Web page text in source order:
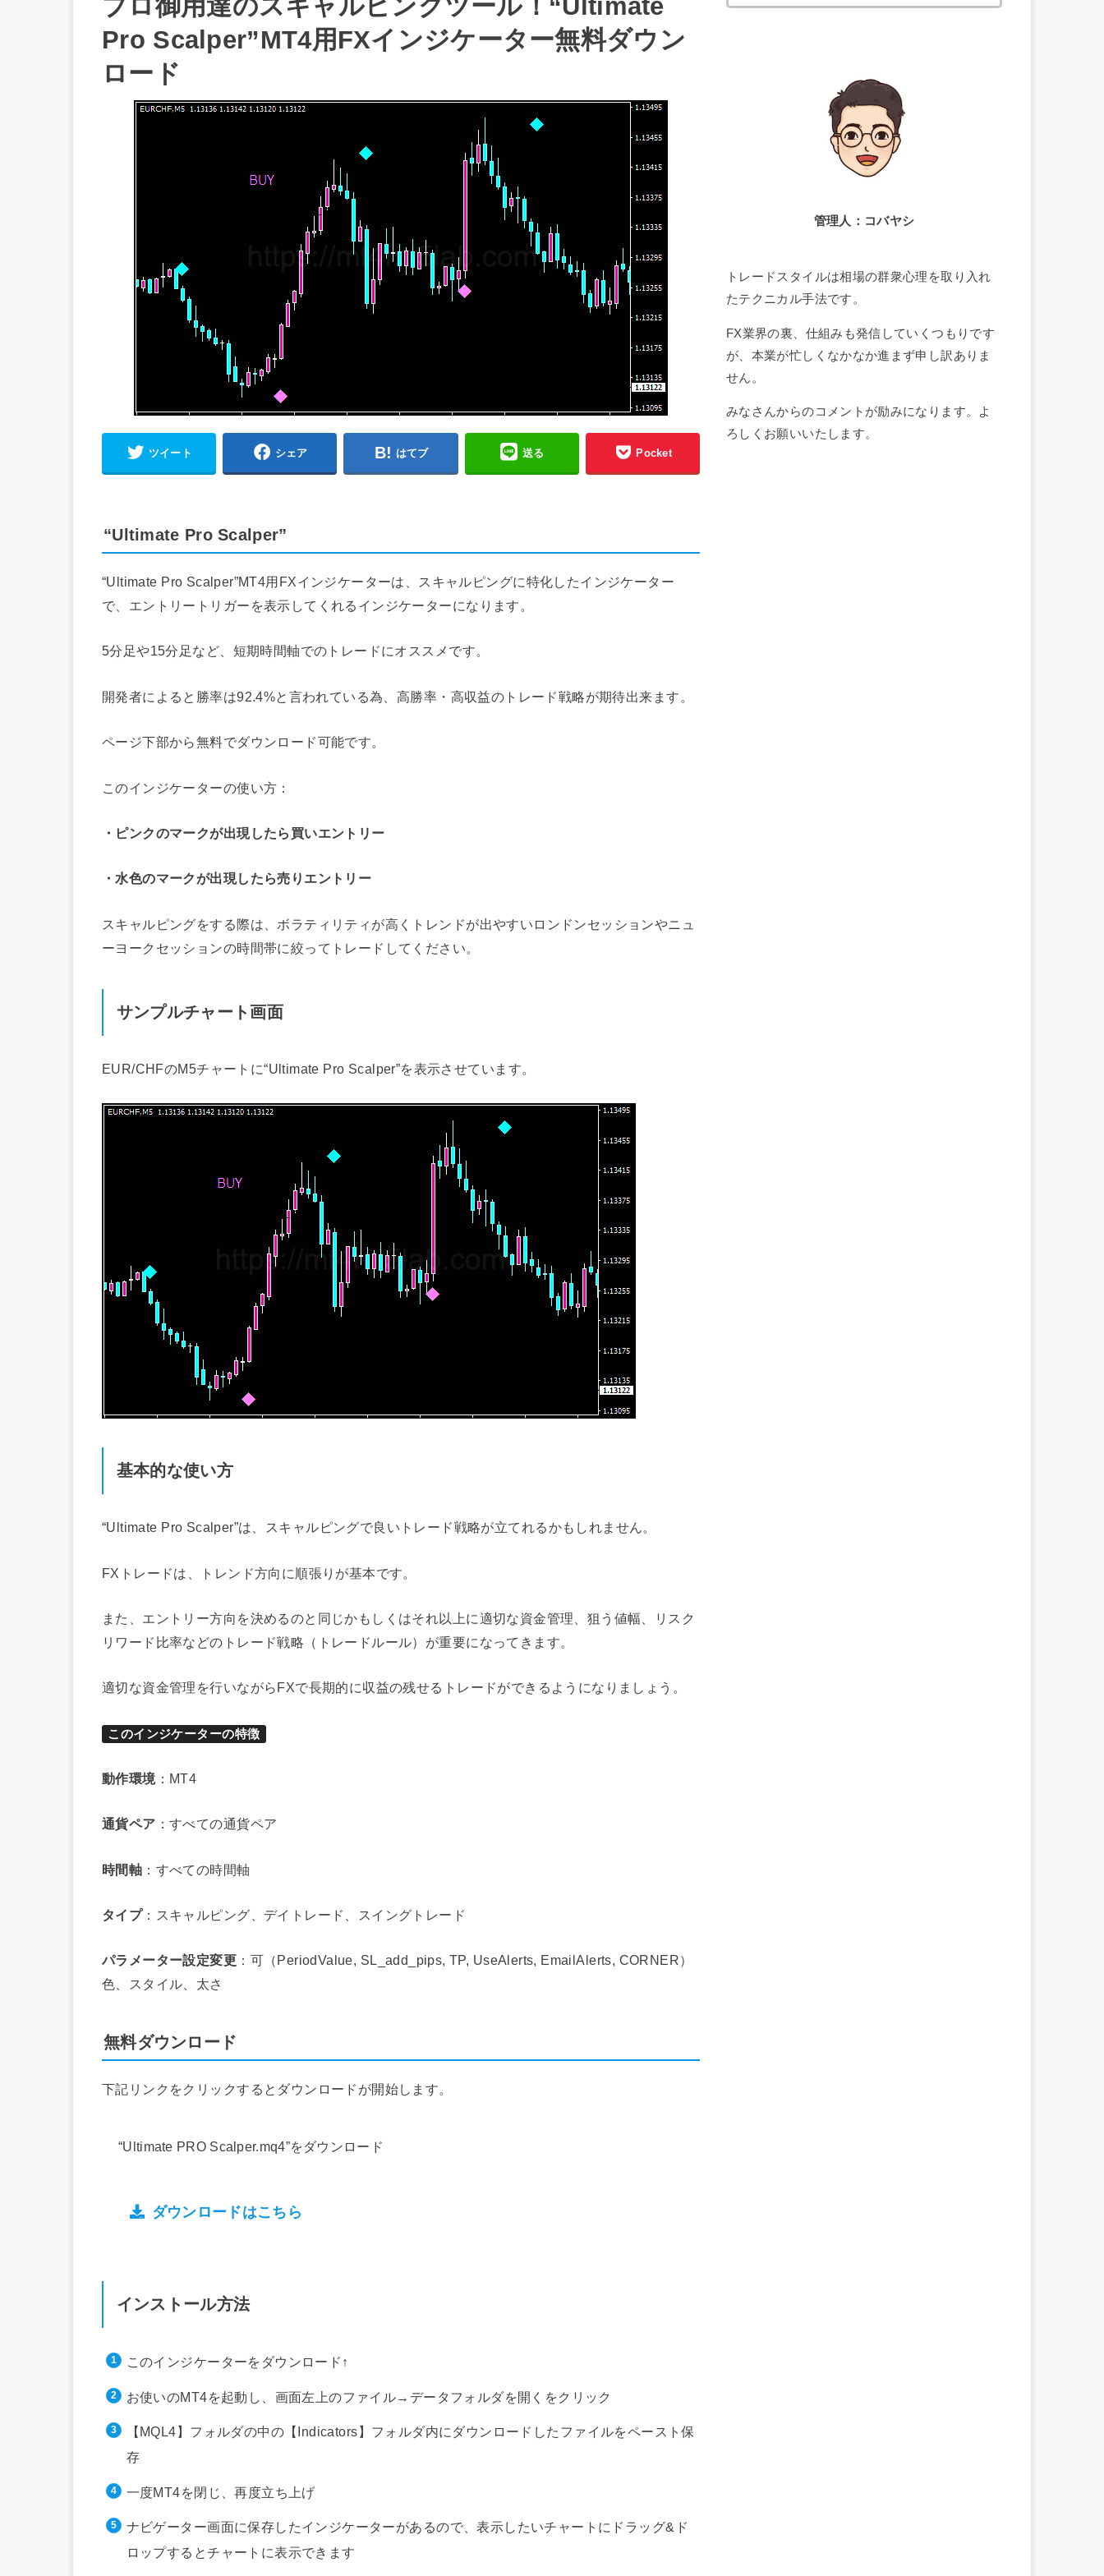
プロ御用達のスキャルピングツール！“Ultimate
Pro Scalper”MT4用FXインジケーター無料ダウン
ロード
ツイート シェア はてブ 送る Pocket
“Ultimate Pro Scalper”
“Ultimate Pro Scalper”MT4用FXインジケーターは、スキャルピングに特化したインジケーター
で、エントリートリガーを表示してくれるインジケーターになります。
5分足や15分足など、短期時間軸でのトレードにオススメです。
開発者によると勝率は92.4%と言われている為、高勝率・高収益のトレード戦略が期待出来ます。
ページ下部から無料でダウンロード可能です。
このインジケーターの使い方：
・ピンクのマークが出現したら買いエントリー
・水色のマークが出現したら売りエントリー
スキャルピングをする際は、ボラティリティが高くトレンドが出やすいロンドンセッションやニュ
ーヨークセッションの時間帯に絞ってトレードしてください。
サンプルチャート画面
EUR/CHFのM5チャートに“Ultimate Pro Scalper”を表示させています。
基本的な使い方
“Ultimate Pro Scalper”は、スキャルピングで良いトレード戦略が立てれるかもしれません。
FXトレードは、トレンド方向に順張りが基本です。
また、エントリー方向を決めるのと同じかもしくはそれ以上に適切な資金管理、狙う値幅、リスク
リワード比率などのトレード戦略（トレードルール）が重要になってきます。
適切な資金管理を行いながらFXで長期的に収益の残せるトレードができるようになりましょう。
このインジケーターの特徴
動作環境：MT4
通貨ペア ：すべての通貨ペア
時間軸 ：すべての時間軸
タイプ：スキャルピング、デイトレード、スイングトレード
パラメーター設定変更 ：可（PeriodValue, SL_add_pips, TP, UseAlerts, EmailAlerts, CORNER）
色、スタイル、太さ
無料ダウンロード
下記リンクをクリックするとダウンロードが開始します。
“Ultimate PRO Scalper.mq4”をダウンロード
ダウンロードはこちら
インストール方法
このインジケーターをダウンロード↑
お使いのMT4を起動し、画面左上のファイル→データフォルダを開くをクリック
【MQL4】フォルダの中の【Indicators】フォルダ内にダウンロードしたファイルをペースト保
存
一度MT4を閉じ、再度立ち上げ
ナビゲーター画面に保存したインジケーターがあるので、表示したいチャートにドラッグ&ド
ロップするとチャートに表示できます
索:
管理人：コバヤシ
トレードスタイルは相場の群衆心理を取り入れ
たテクニカル手法です。
FX業界の裏、仕組みも発信していくつもりです
が、本業が忙しくなかなか進まず申し訳ありま
せん。
みなさんからのコメントが励みになります。よ
ろしくお願いいたします。